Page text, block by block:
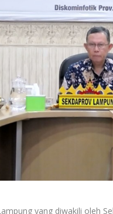
yang diwakili oleh